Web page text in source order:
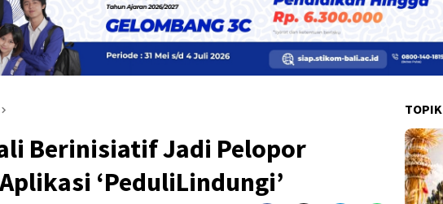
Berinisiatif Jadi Pelopor
‘PeduliLindungi’